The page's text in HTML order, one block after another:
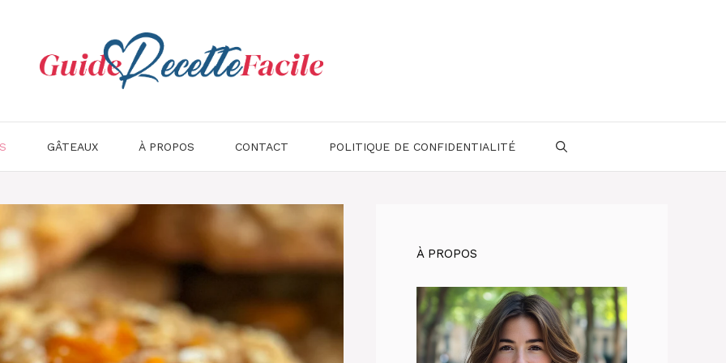
GÂTEAUX À PROPOS CONTACT POLITIQUE DE CONFIDENTIALITÉ
À PROPOS